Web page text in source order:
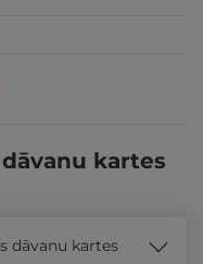
kartes
dāvanu kartes